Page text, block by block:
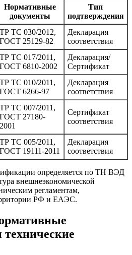
Нормативные
документы
Тип
подтверждения
ТР ТС 030/2012,
ГОСТ 25129-82
Декларация
соответствия
ТР ТС 017/2011,
ГОСТ 6810-2002
Декларация/
Сертификат
ТР ТС 010/2011,
ГОСТ 6266-97
Декларация
соответствия
ТР ТС 007/2011,
ГОСТ 27180-
2001
Сертификат
соответствия
ТР ТС 005/2011,
ГОСТ 19111-2011
Декларация
соответствия
определяется по ТН ВЭД
внешнеэкономической
регламентам,
РФ и ЕАЭС.